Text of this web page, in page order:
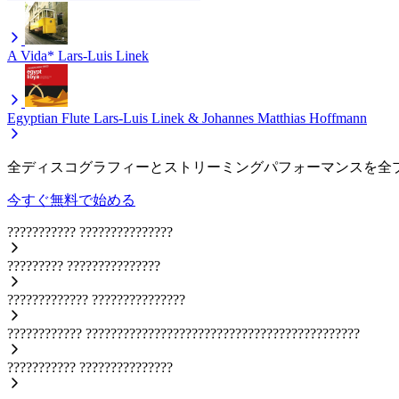
A Vida* Lars-Luis Linek
Egyptian Flute Lars-Luis Linek & Johannes Matthias Hoffmann
全ディスコグラフィーとストリーミングパフォーマンスを全
今すぐ無料で始める
??????????? ???????????????
????????? ???????????????
????????????? ???????????????
???????????? ????????????????????????????????????????????
??????????? ???????????????